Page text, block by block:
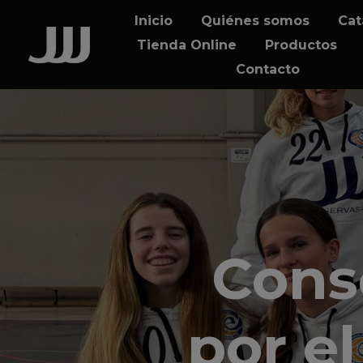
content
Inicio Quiénes somos
Tienda Online
Productos
Contacto
por